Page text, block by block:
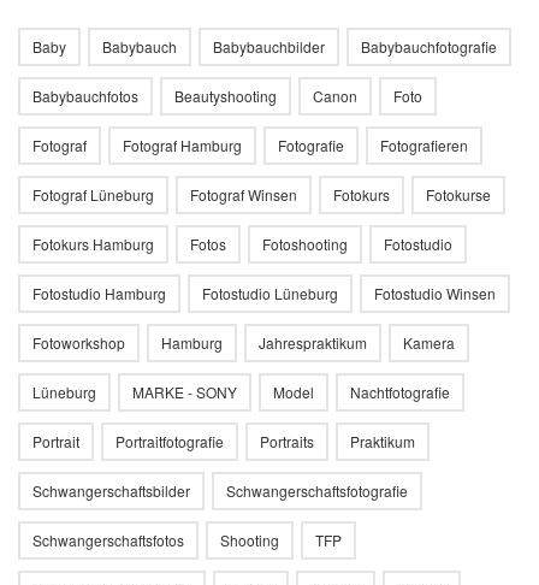
Baby Babybauch Babybauchbilder Babybauchfotografie
Babybauchfotos Beautyshooting Canon Foto
Fotograf Fotograf Hamburg Fotografie Fotografieren
Fotograf Lüneburg Fotograf Winsen Fotokurs Fotokurse
Fotokurs Hamburg Fotos Fotoshooting Fotostudio
Fotostudio Hamburg Fotostudio Lüneburg Fotostudio Winsen
Fotoworkshop Hamburg Jahrespraktikum Kamera
Lüneburg MARKE - SONY Model Nachtfotografie
Portrait Portraitfotografie Portraits Praktikum
Schwangerschaftsbilder Schwangerschaftsfotografie
Schwangerschaftsfotos Shooting TFP